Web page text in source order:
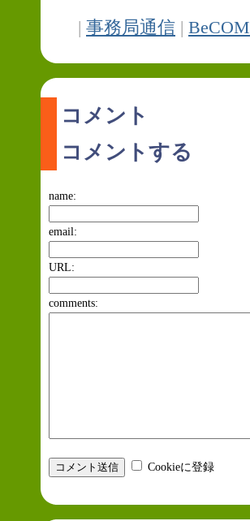
| 事務局通信 | BeCOM
コメント
コメントする
name:
email:
URL:
comments:
Cookieに登録